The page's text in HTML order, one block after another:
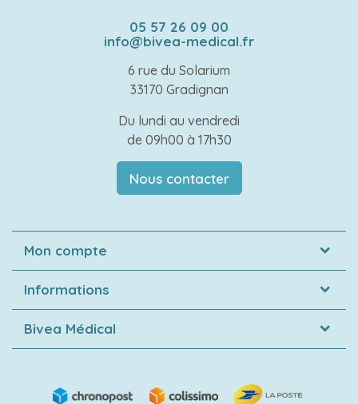
05 57 26 09 00
info@bivea-medical.fr
6 rue du Solarium
33170 Gradignan
Du lundi au vendredi
de 09h00 à 17h30
Nous contacter
Mon compte
Informations
Bivea Médical